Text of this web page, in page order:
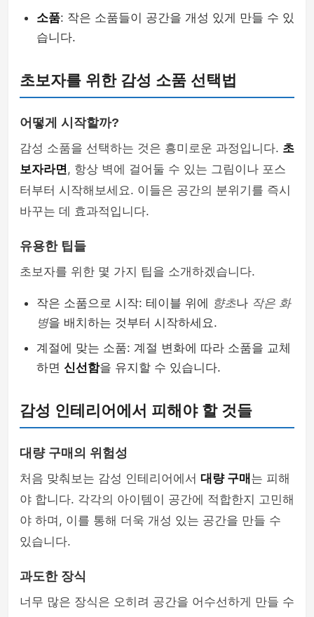
소품: 작은 소품들이 공간을 개성 있게 만들 수 있
습니다.
초보자를 위한 감성 소품 선택법
어떻게 시작할까?
감성 소품을 선택하는 것은 흥미로운 과정입니다. 초
보자라면, 항상 벽에 걸어둘 수 있는 그림이나 포스
터부터 시작해보세요. 이들은 공간의 분위기를 즉시
바꾸는 데 효과적입니다.
유용한 팁들
초보자를 위한 몇 가지 팁을 소개하겠습니다.
작은 소품으로 시작: 테이블 위에 향초나 작은 화
병을 배치하는 것부터 시작하세요.
계절에 맞는 소품: 계절 변화에 따라 소품을 교체
하면 신선함을 유지할 수 있습니다.
감성 인테리어에서 피해야 할 것들
대량 구매의 위험성
처음 맞춰보는 감성 인테리어에서 대량 구매 는 피해
야 합니다. 각각의 아이템이 공간에 적합한지 고민해
야 하며, 이를 통해 더욱 개성 있는 공간을 만들 수
있습니다.
과도한 장식
너무 많은 장식은 오히려 공간을 어수선하게 만들 수